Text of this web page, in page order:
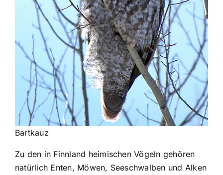
Bartkauz
Zu den in Finnland heimischen Vögeln gehören
natürlich Enten, Möwen, Seeschwalben und Alken